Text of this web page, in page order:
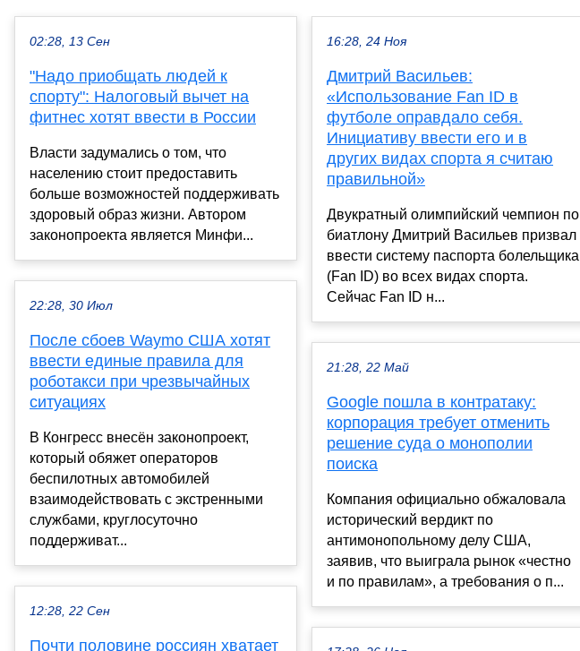
02:28, 13 Сен
"Надо приобщать людей к
спорту": Налоговый вычет на
фитнес хотят ввести в России
Власти задумались о том, что
населению стоит предоставить
больше возможностей поддерживать
здоровый образ жизни. Автором
законопроекта является Минфи...
22:28, 30 Июл
После сбоев Waymo США хотят
ввести единые правила для
роботакси при чрезвычайных
ситуациях
В Конгресс внесён законопроект,
который обяжет операторов
беспилотных автомобилей
взаимодействовать с экстренными
службами, круглосуточно
поддерживат...
12:28, 22 Сен
Почти половине россиян хватает
16:28, 24 Ноя
Дмитрий Васильев:
«Использование Fan ID в
футболе оправдало себя.
Инициативу ввести его и в
других видах спорта я считаю
правильной»
Двукратный олимпийский чемпион по
биатлону Дмитрий Васильев призвал
ввести систему паспорта болельщика
(Fan ID) во всех видах спорта.
Сейчас Fan ID н...
21:28, 22 Май
Google пошла в контратаку:
корпорация требует отменить
решение суда о монополии
поиска
Компания официально обжаловала
исторический вердикт по
антимонопольному делу США,
заявив, что выиграла рынок «честно
и по правилам», а требования о п...